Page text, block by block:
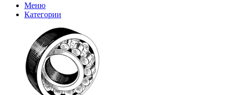
Меню
Категории